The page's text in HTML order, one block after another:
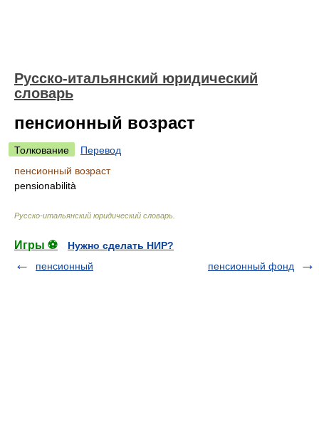
Русско-итальянский юридический
словарь
пенсионный возраст
Толкование
Перевод
пенсионный возраст
pensionabilità
Русско-итальянский юридический словарь
Игры ⚽
Нужно сделать НИР?
пенсионный
пенсионный фонд